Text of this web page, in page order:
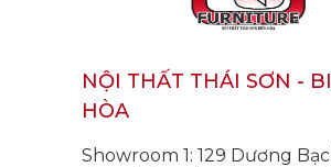
NỘI THẤT THÁI SƠN -
HÒA
Showroom 1: 129 Dương